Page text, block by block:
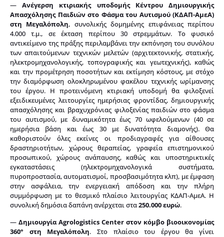
—Ανέγερση κτιριακής υποδομής Κέντρου Δημιουργικής
Απασχόλησης Παιδιών στο Φάσμα του Αυτισμού (ΚΔΑΠ-ΑμεΑ)
στη Μεγαλόπολη, συνολικής δομημένης επιφάνειας περίπου
4.000 τ.μ., σε έκταση περίπου 30 στρεμμάτων. Το φυσικό
αντικείμενο της πράξης περιλαμβάνει την εκπόνηση του συνόλου
των απαιτούμενων τεχνικών μελετών (αρχιτεκτονικής, στατικής,
ηλεκτρομηχανολογικής, τοπογραφικής και γεωτεχνικής), καθώς
και την προμέτρηση ποσοτήτων και εκτίμηση κόστους, με στόχο
την διαμόρφωση ολοκληρωμένου φακέλου τεχνικής ωρίμανσης
του έργου. Η προτεινόμενη κτιριακή υποδομή θα φιλοξενεί
εξειδικευμένες λειτουργίες ημερήσιας φροντίδας, δημιουργικής
απασχόλησης και βραχυχρόνιας φιλοξενίας παιδιών στο φάσμα
του αυτισμού, με δυναμικότητα έως 70 ωφελούμενων (40 σε
ημερήσια βάση και έως 30 με δυνατότητα διαμονής). Θα
καθοριστούν όλες εκείνες οι προδιαγραφές για αίθουσες
δραστηριοτήτων, χώρους θεραπείας, γραφεία επιστημονικού
προσωπικού, χώρους ανάπαυσης, καθώς και υποστηρικτικές
εγκαταστάσεις (ηλεκτρομηχανολογικά συστήματα,
πυροπροστασία, αυτοματισμοί, προσβασιμότητα κλπ), με έμφαση
στην ασφάλεια, την ενεργειακή απόδοση και την πλήρη
συμμόρφωση με το θεσμικό πλαίσιο λειτουργίας ΚΔΑΠ-ΑμεΑ. Η
συνολική δημόσια δαπάνη ανέρχεται στα250.000 ευρώ.
— Δημιουργία Agrologistics Center στον κόμβο βιοοικονομίας
360° στη Μεγαλόπολη. Στο πλαίσιο του έργου θα γίνει